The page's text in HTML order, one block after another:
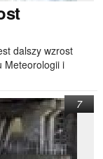
dalszy wzrost
Meteorologii i
7